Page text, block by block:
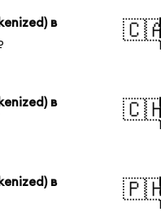
в
в
в